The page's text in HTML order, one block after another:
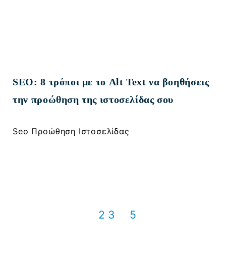
SEO: 8 τρόποι με το Alt Text να βοηθήσεις
την προώθηση της ιστοσελίδας σου
Seo Προώθηση Ιστοσελίδας
2 3 5